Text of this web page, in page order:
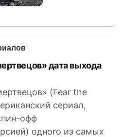
(Fear the
сериал,
офф
одного из самых